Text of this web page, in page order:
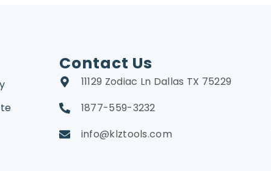
Contact Us
11129 Zodiac Ln Dallas TX 75229
1877-559-3232
info@klztools.com